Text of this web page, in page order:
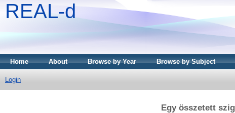
REAL-d
Home About Browse by Year Browse by Subject
Login
Egy összetett